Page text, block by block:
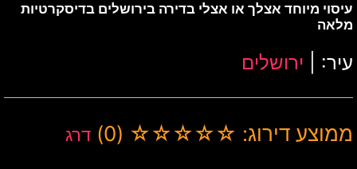
עיסוי מיוחד אצלך או אצלי בדירה בירושלים בדיסקרטיות
מלאה
עיר: | ירושלים
ממוצע דירוג: ☆☆☆☆☆ (0) דרג